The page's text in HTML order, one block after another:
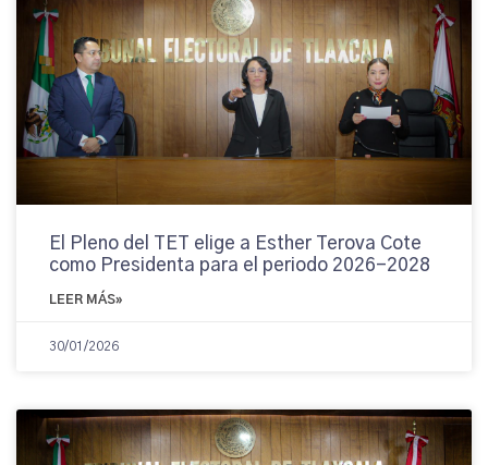
El Pleno del TET elige a Esther Terova Cote
como Presidenta para el periodo 2026-2028
LEER MÁS»
30/01/2026